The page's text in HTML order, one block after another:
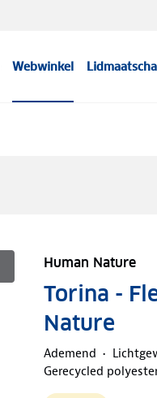
Webwinkel
Human Nature
Torina -
Nature
Ademend
Gerecycled